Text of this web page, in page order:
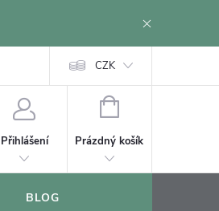
CZK
Přihlášení
NÁKUPNÍ
Prázdný košík
BLOG